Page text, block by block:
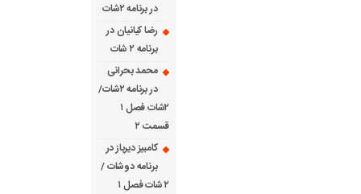
در برنامه ۲شات
رضا کیانیان در
برنامه ۲ شات
محمد بحرانی
در برنامه ۲شات/
۲شات فصل ۱
قسمت ۲
کامبیز دیرباز در
برنامه دوشات /
۲ شات فصل ۱